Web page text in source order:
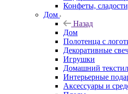
Конфеты,
Дом
Назад
Дом
Полотенца с
Декоративные
Игрушки
Домашний
Интерьерные
Аксессуары и